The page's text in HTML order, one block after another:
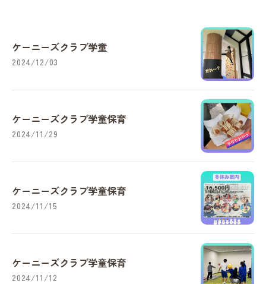
ケーニーズクラブ学童
2024/12/03
ケーニーズクラブ学童保育
2024/11/29
ケーニーズクラブ学童保育
2024/11/15
ケーニーズクラブ学童保育
2024/11/12